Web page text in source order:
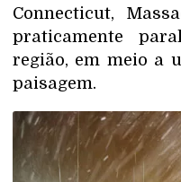
Connecticut,
praticamente
região, em meio a
paisagem.